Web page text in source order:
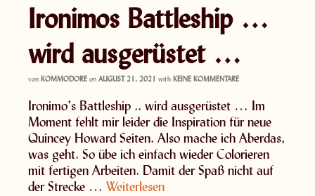
Ironimos Battleship …
wird ausgerüstet …
von KOMMODORE on AUGUST 21, 2021 with KEINE KOMMENTARE
Ironimo’s Battleship .. wird ausgerüstet … Im
Moment fehlt mir leider die Inspiration für neue
Quincey Howard Seiten. Also mache ich Aberdas,
was geht. So übe ich einfach wieder Colorieren
mit fertigen Arbeiten. Damit der Spaß nicht auf
der Strecke … Weiterlesen